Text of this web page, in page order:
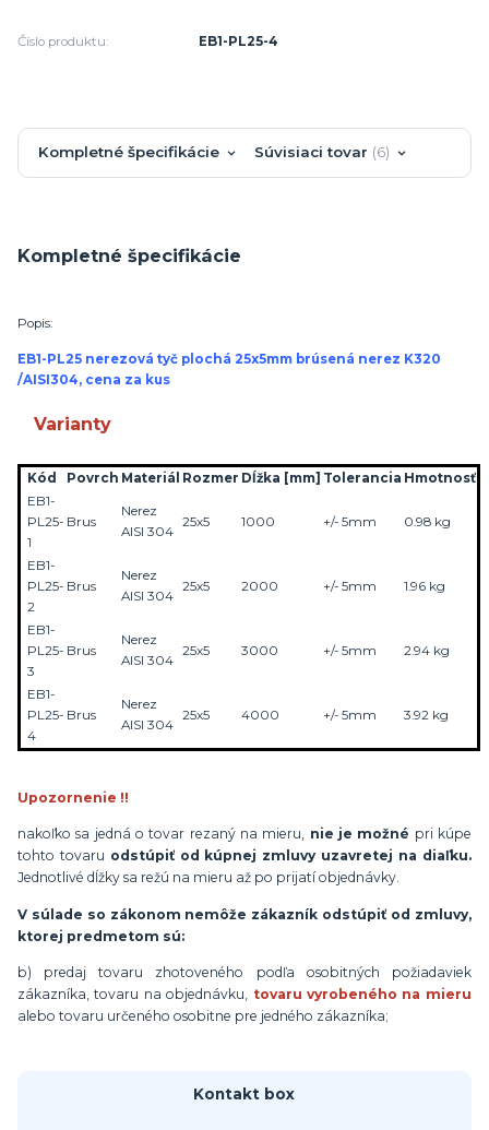
Číslo produktu: EB1-PL25-4
Kompletné špecifikácie Súvisiaci tovar 6
Kompletné špecifikácie
Popis:
EB1-PL25 nerezová tyč plochá 25x5mm brúsená nerez K320
/AISI304, cena za kus
Varianty
Kód Povrch Materiál Rozmer Dĺžka [mm] Tolerancia Hmotnosť
EB1-
PL25-
1
Brus
Nerez
AISI 304
25x5 1000 +/- 5mm 0.98 kg
EB1-
PL25-
2
Brus
Nerez
AISI 304
25x5 2000 +/- 5mm 1.96 kg
EB1-
PL25-
3
Brus
Nerez
AISI 304
25x5 3000 +/- 5mm 2.94 kg
EB1-
PL25-
4
Brus
Nerez
AISI 304
25x5 4000 +/- 5mm 3.92 kg
Upozornenie !!
nakoľko sa jedná o tovar rezaný na mieru, nie je možné pri kúpe
tohto tovaru odstúpiť od kúpnej zmluvy uzavretej na diaľku.
Jednotlivé dĺžky sa režú na mieru až po prijatí objednávky.
V súlade so zákonom nemôže zákazník odstúpiť od zmluvy,
ktorej predmetom sú:
b) predaj tovaru zhotoveného podľa osobitných požiadaviek
zákazníka, tovaru na objednávku, tovaru vyrobeného na mieru
alebo tovaru určeného osobitne pre jedného zákazníka;
Kontakt box